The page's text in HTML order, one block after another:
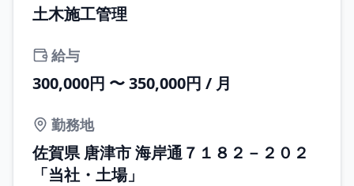
土木施工管理
給与
300,000円 〜 350,000円 / 月
勤務地
佐賀県 唐津市 海岸通７１８２－２０２
「当社・土場」